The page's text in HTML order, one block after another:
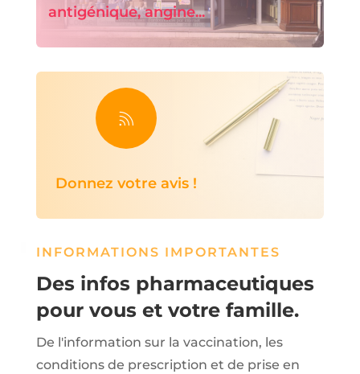
antigénique, angine...

Donnez votre avis !
INFORMATIONS IMPORTANTES
Des infos pharmaceutiques
pour vous et votre famille.
De l'information sur la vaccination, les
conditions de prescription et de prise en